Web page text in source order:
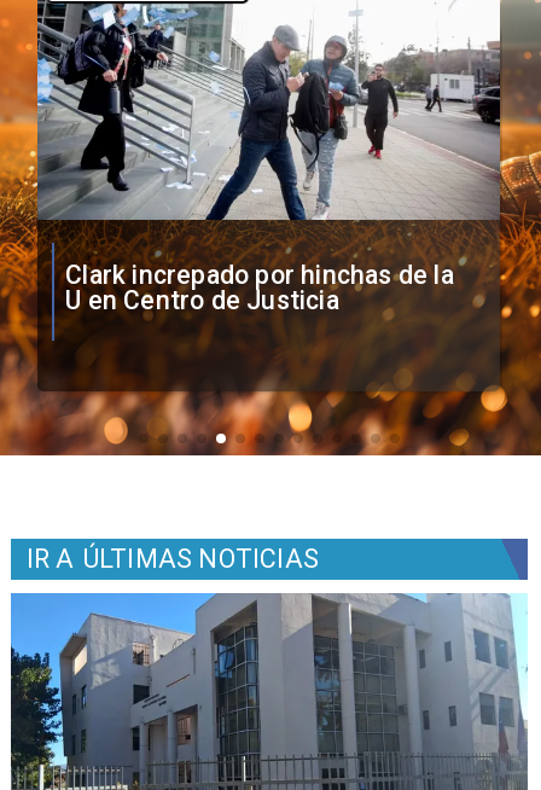
Vozinha firma contrato con Colo
Colo como nuevo arquero
IR A ÚLTIMAS NOTICIAS